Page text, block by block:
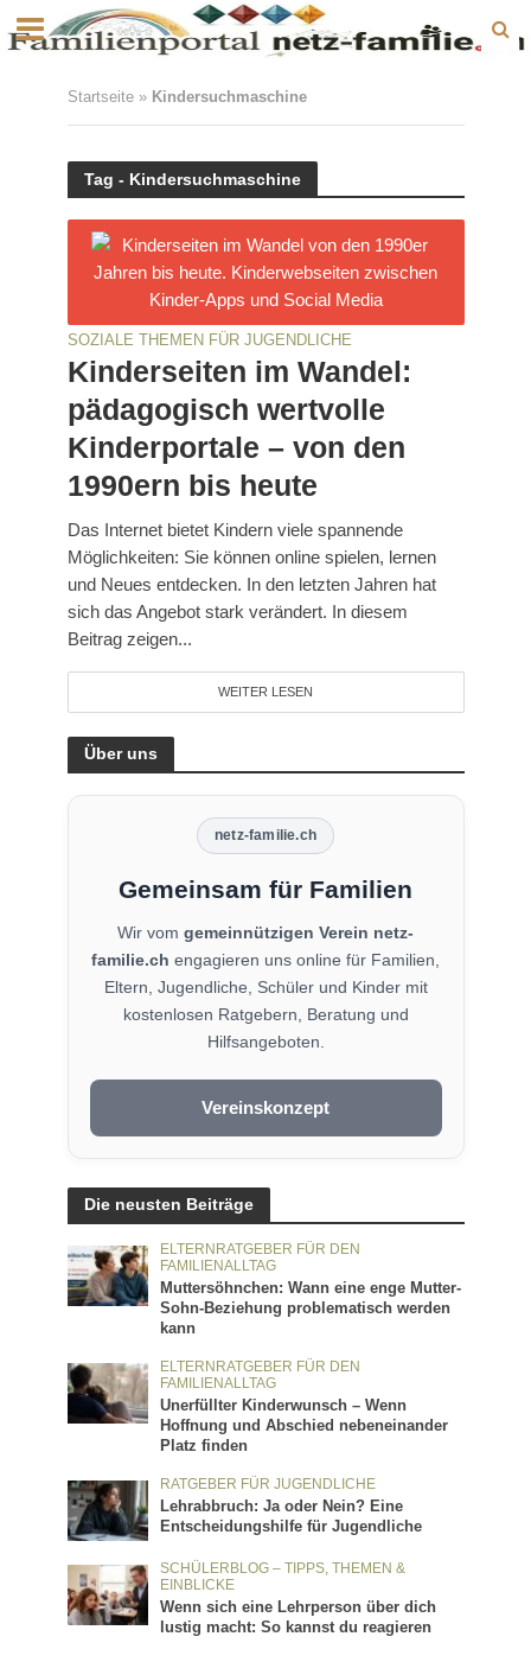
Startseite» Kindersuchmaschine
Tag - Kindersuchmaschine
SOZIALE THEMEN FÜR JUGENDLICHE
Kinderseiten im Wandel:
pädagogisch wertvolle
Kinderportale – von den
1990ern bis heute
Das Internet bietet Kindern viele spannende
Möglichkeiten: Sie können online spielen, lernen
und Neues entdecken. In den letzten Jahren hat
sich das Angebot stark verändert. In diesem
Beitrag zeigen...
WEITER LESEN
Über uns
netz-familie.ch
Gemeinsam für Familien
Wir vom gemeinnützigen Verein netz-
familie.ch engagieren uns online für Familien,
Eltern, Jugendliche, Schüler und Kinder mit
kostenlosen Ratgebern, Beratung und
Hilfsangeboten.
Vereinskonzept
Die neusten Beiträge
ELTERNRATGEBER FÜR DEN
FAMILIENALLTAG
Muttersöhnchen: Wann eine enge Mutter-
Sohn-Beziehung problematisch werden
kann
ELTERNRATGEBER FÜR DEN
FAMILIENALLTAG
Unerfüllter Kinderwunsch – Wenn
Hoffnung und Abschied nebeneinander
Platz finden
RATGEBER FÜR JUGENDLICHE
Lehrabbruch: Ja oder Nein? Eine
Entscheidungshilfe für Jugendliche
SCHÜLERBLOG – TIPPS, THEMEN &
EINBLICKE
Wenn sich eine Lehrperson über dich
lustig macht: So kannst du reagieren